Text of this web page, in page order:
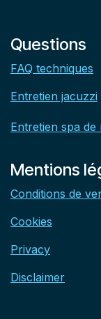
Questions
FAQ techniques
Entretien jacuzzi
Entretien spa de
Mentions
Conditions de
Cookies
Privacy
Disclaimer